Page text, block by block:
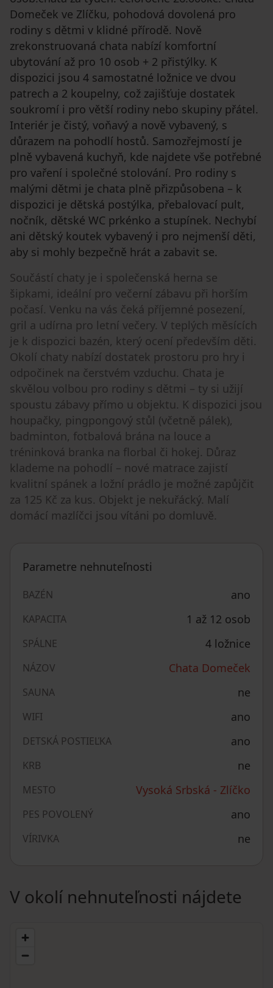
Domeček ve Zlíčku, pohodová dovolená pro
rodiny s dětmi v klidné přírodě. Nově
zrekonstruovaná chata nabízí komfortní
ubytování až pro 10 osob + 2 přistýlky. K
dispozici jsou 4 samostatné ložnice ve dvou
patrech a 2 koupelny, což zajišťuje dostatek
soukromí i pro větší rodiny nebo skupiny přátel.
Interiér je čistý, voňavý a nově vybavený, s
důrazem na pohodlí hostů. Samozřejmostí je
plně vybavená kuchyň, kde najdete vše potřebné
pro vaření i společné stolování. Pro rodiny s
malými dětmi je chata plně přizpůsobena – k
dispozici je dětská postýlka, přebalovací pult,
nočník, dětské WC prkénko a stupínek. Nechybí
ani dětský koutek vybavený i pro nejmenší děti,
aby si mohly bezpečně hrát a zabavit se.
Součástí chaty je i společenská herna se
šipkami, ideální pro večerní zábavu při horším
počasí. Venku na vás čeká příjemné posezení,
gril a udírna pro letní večery. V teplých měsících
je k dispozici bazén, který ocení především děti.
Okolí chaty nabízí dostatek prostoru pro hry i
odpočinek na čerstvém vzduchu. Chata je
skvělou volbou pro rodiny s dětmi – ty si užijí
spoustu zábavy přímo u objektu. K dispozici jsou
houpačky, pingpongový stůl (včetně pálek),
badminton, fotbalová brána na louce a
tréninková branka na florbal či hokej. Důraz
klademe na pohodlí – nové matrace zajistí
kvalitní spánek a ložní prádlo je možné zapůjčit
za 125 Kč za kus. Objekt je nekuřácký. Malí
domácí mazlíčci jsou vítáni po domluvě.
Parametre nehnuteľnosti
BAZÉN ano
KAPACITA 1 až 12 osob
SPÁLNE 4 ložnice
NÁZOV Chata Domeček
SAUNA ne
WIFI ano
DETSKÁ POSTIEĽKA ano
KRB ne
MESTO Vysoká Srbská - Zlíčko
PES POVOLENÝ ano
VÍRIVKA ne
V okolí nehnuteľnosti nájdete